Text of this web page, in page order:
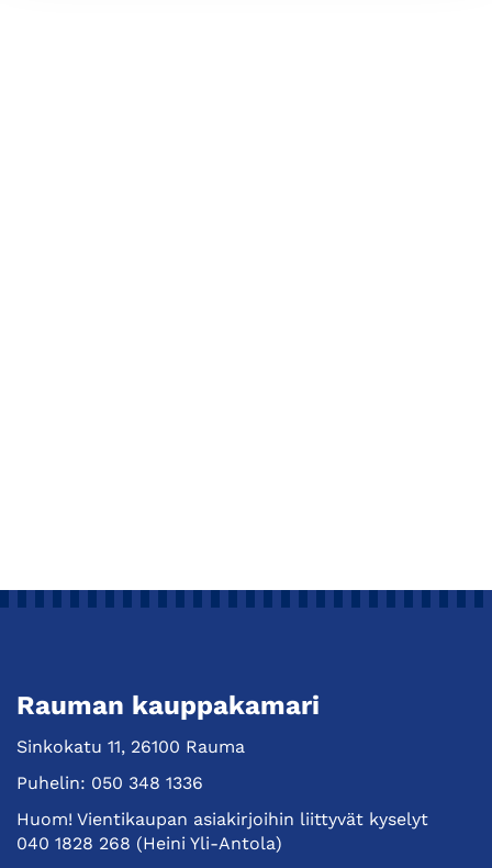
Rauman kauppakamari
Sinkokatu 11, 26100 Rauma
Puhelin: 050 348 1336
Huom! Vientikaupan asiakirjoihin liittyvät kyselyt
040 1828 268 (Heini Yli-Antola)